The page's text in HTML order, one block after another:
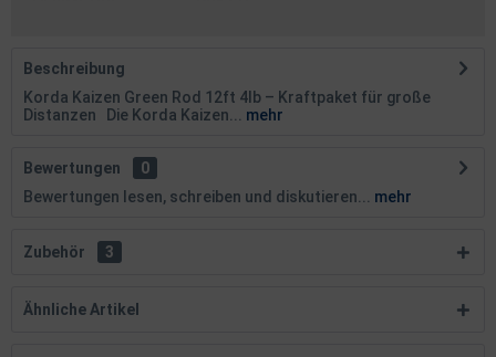
Beschreibung
Korda Kaizen Green Rod 12ft 4lb – Kraftpaket für große
Distanzen Die Korda Kaizen...
mehr
Bewertungen
0
Bewertungen lesen, schreiben und diskutieren...
mehr
Zubehör 3
Ähnliche Artikel